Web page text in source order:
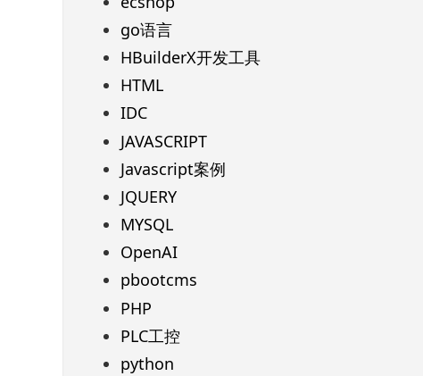
go语言
HBuilderX开发工具
HTML
IDC
JAVASCRIPT
Javascript案例
JQUERY
MYSQL
OpenAI
pbootcms
PHP
PLC工控
python